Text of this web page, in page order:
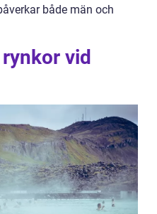
både män och
vid